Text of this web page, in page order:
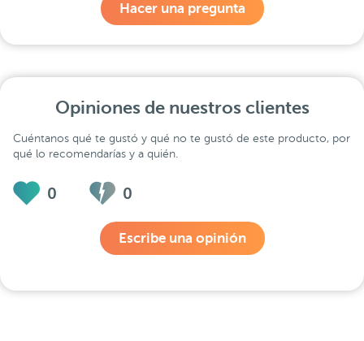
Hacer una pregunta
Opiniones de nuestros clientes
Cuéntanos qué te gustó y qué no te gustó de este producto, por
qué lo recomendarías y a quién.
0 0
Escribe una opinión